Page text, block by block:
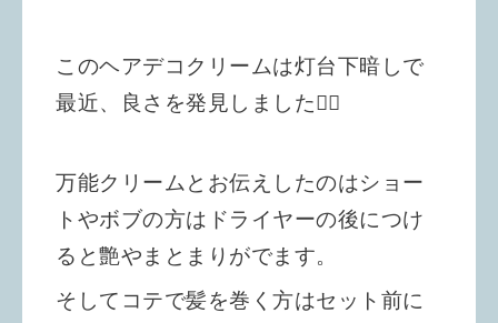
このヘアデコクリームは灯台下暗しで
最近、良さを発見しました🙇‍♀️
万能クリームとお伝えしたのはショー
トやボブの方はドライヤーの後につけ
ると艶やまとまりがでます。
そしてコテで髪を巻く方はセット前に